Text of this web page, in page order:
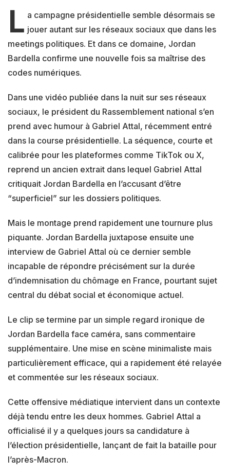
L a campagne présidentielle semble désormais se
jouer autant sur les réseaux sociaux que dans les
meetings politiques. Et dans ce domaine, Jordan
Bardella confirme une nouvelle fois sa maîtrise des
codes numériques.
Dans une vidéo publiée dans la nuit sur ses réseaux
sociaux, le président du Rassemblement national s’en
prend avec humour à Gabriel Attal, récemment entré
dans la course présidentielle. La séquence, courte et
calibrée pour les plateformes comme TikTok ou X,
reprend un ancien extrait dans lequel Gabriel Attal
critiquait Jordan Bardella en l’accusant d’être
“superficiel” sur les dossiers politiques.
Mais le montage prend rapidement une tournure plus
piquante. Jordan Bardella juxtapose ensuite une
interview de Gabriel Attal où ce dernier semble
incapable de répondre précisément sur la durée
d’indemnisation du chômage en France, pourtant sujet
central du débat social et économique actuel.
Le clip se termine par un simple regard ironique de
Jordan Bardella face caméra, sans commentaire
supplémentaire. Une mise en scène minimaliste mais
particulièrement efficace, qui a rapidement été relayée
et commentée sur les réseaux sociaux.
Cette offensive médiatique intervient dans un contexte
déjà tendu entre les deux hommes. Gabriel Attal a
officialisé il y a quelques jours sa candidature à
l’élection présidentielle, lançant de fait la bataille pour
l’après-Macron.